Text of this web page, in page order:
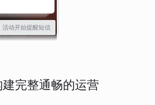
活动开始提醒短信
完整通畅的运营